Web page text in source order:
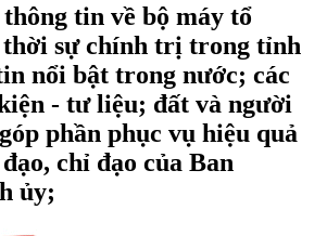
tin về bộ máy tổ
sự chính trị trong tỉnh
nổi bật trong nước; các
- tư liệu; đất và người
phần phục vụ hiệu quả
chỉ đạo của Ban
ủy;